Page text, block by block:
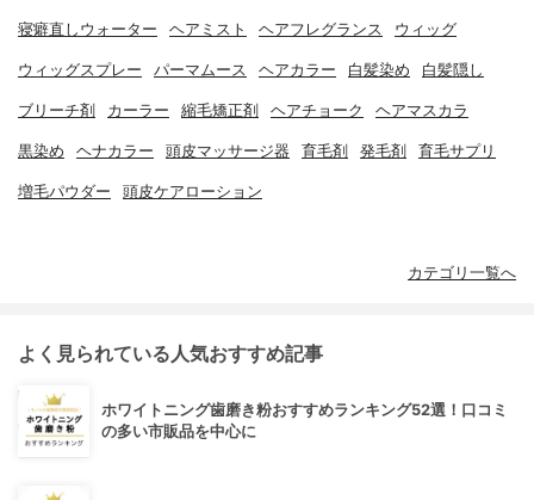
寝癖直しウォーター ヘアミスト ヘアフレグランス ウィッグ
ウィッグスプレー パーマムース ヘアカラー 白髪染め 白髪隠し
ブリーチ剤 カーラー 縮毛矯正剤 ヘアチョーク ヘアマスカラ
黒染め ヘナカラー 頭皮マッサージ器 育毛剤 発毛剤 育毛サプリ
増毛パウダー 頭皮ケアローション
カテゴリ一覧へ
よく見られている人気おすすめ記事
ホワイトニング歯磨き粉おすすめランキング52選！口コミ
の多い市販品を中心に